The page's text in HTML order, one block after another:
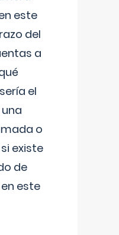
este
del
a
el
o
existe
de
este